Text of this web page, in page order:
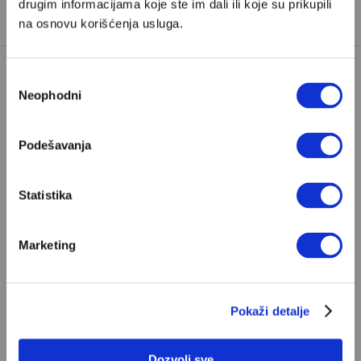
drugim informacijama koje ste im dali ili koje su prikupili
na osnovu korišćenja usluga.
сагласности
Neophodni
Podešavanja
Statistika
Marketing
Pokaži detalje
S Bogom na "ti"